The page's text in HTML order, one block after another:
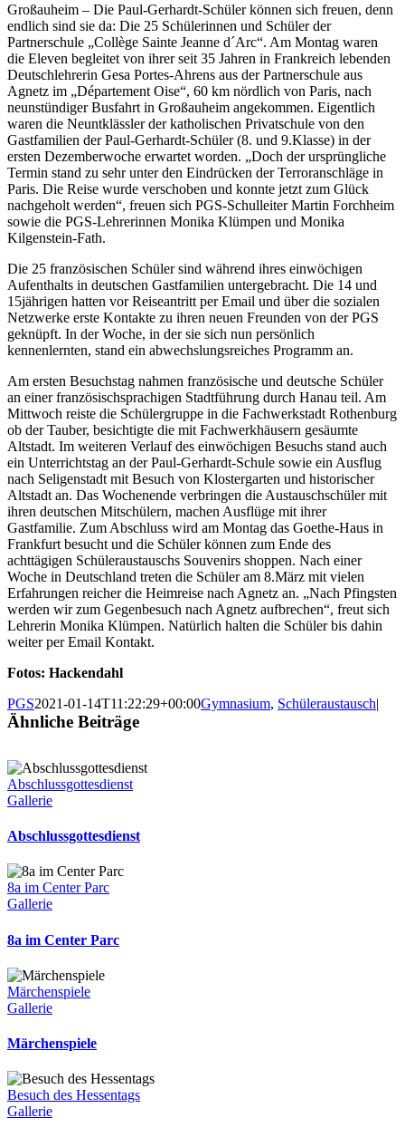
Großauheim – Die Paul-Gerhardt-Schüler können sich freuen, denn
endlich sind sie da: Die 25 Schülerinnen und Schüler der
Partnerschule „Collège Sainte Jeanne d´Arc“. Am Montag waren
die Eleven begleitet von ihrer seit 35 Jahren in Frankreich lebenden
Deutschlehrerin Gesa Portes-Ahrens aus der Partnerschule aus
Agnetz im „Département Oise“, 60 km nördlich von Paris, nach
neunstündiger Busfahrt in Großauheim angekommen. Eigentlich
waren die Neuntklässler der katholischen Privatschule von den
Gastfamilien der Paul-Gerhardt-Schüler (8. und 9.Klasse) in der
ersten Dezemberwoche erwartet worden. „Doch der ursprüngliche
Termin stand zu sehr unter den Eindrücken der Terroranschläge in
Paris. Die Reise wurde verschoben und konnte jetzt zum Glück
nachgeholt werden“, freuen sich PGS-Schulleiter Martin Forchheim
sowie die PGS-Lehrerinnen Monika Klümpen und Monika
Kilgenstein-Fath.
Die 25 französischen Schüler sind während ihres einwöchigen
Aufenthalts in deutschen Gastfamilien untergebracht. Die 14 und
15jährigen hatten vor Reiseantritt per Email und über die sozialen
Netzwerke erste Kontakte zu ihren neuen Freunden von der PGS
geknüpft. In der Woche, in der sie sich nun persönlich
kennenlernten, stand ein abwechslungsreiches Programm an.
Am ersten Besuchstag nahmen französische und deutsche Schüler
an einer französischsprachigen Stadtführung durch Hanau teil. Am
Mittwoch reiste die Schülergruppe in die Fachwerkstadt Rothenburg
ob der Tauber, besichtigte die mit Fachwerkhäusern gesäumte
Altstadt. Im weiteren Verlauf des einwöchigen Besuchs stand auch
ein Unterrichtstag an der Paul-Gerhardt-Schule sowie ein Ausflug
nach Seligenstadt mit Besuch von Klostergarten und historischer
Altstadt an. Das Wochenende verbringen die Austauschschüler mit
ihren deutschen Mitschülern, machen Ausflüge mit ihrer
Gastfamilie. Zum Abschluss wird am Montag das Goethe-Haus in
Frankfurt besucht und die Schüler können zum Ende des
achttägigen Schüleraustauschs Souvenirs shoppen. Nach einer
Woche in Deutschland treten die Schüler am 8.März mit vielen
Erfahrungen reicher die Heimreise nach Agnetz an. „Nach Pfingsten
werden wir zum Gegenbesuch nach Agnetz aufbrechen“, freut sich
Lehrerin Monika Klümpen. Natürlich halten die Schüler bis dahin
weiter per Email Kontakt.
Fotos: Hackendahl
PGS2021-01-14T11:22:29+00:00Gymnasium, Schüleraustausch|
Ähnliche Beiträge
Abschlussgottesdienst
Gallerie
Abschlussgottesdienst
8a im Center Parc
Gallerie
8a im Center Parc
Märchenspiele
Gallerie
Märchenspiele
Besuch des Hessentags
Gallerie